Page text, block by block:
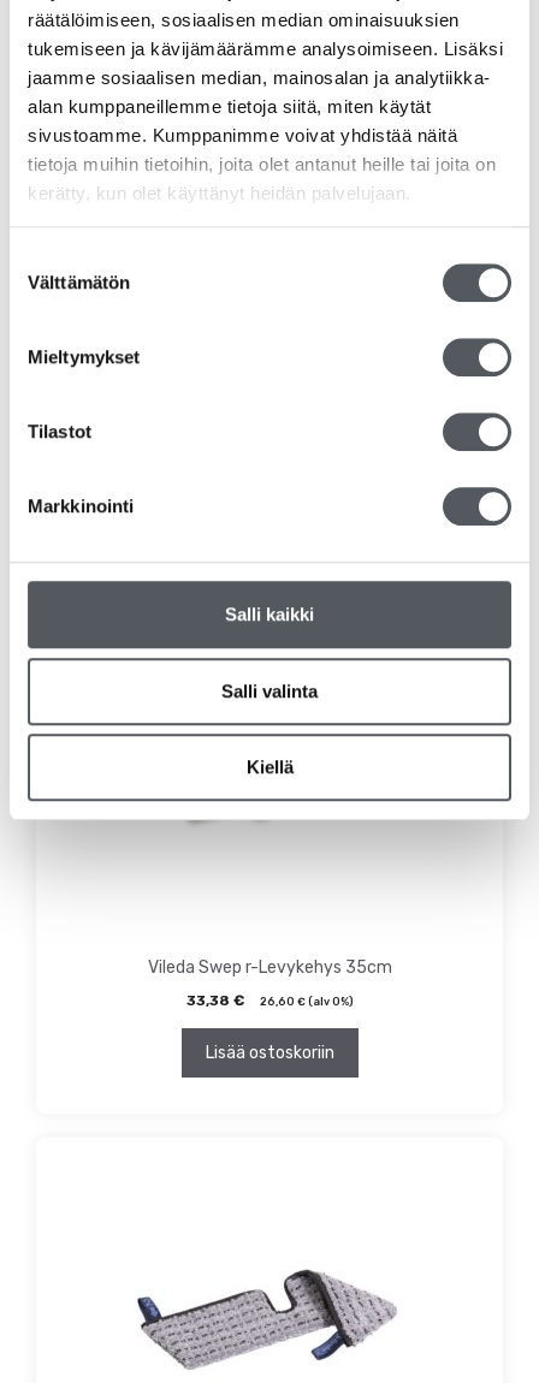
räätälöimiseen, sosiaalisen median ominaisuuksien
tukemiseen ja kävijämäärämme analysoimiseen. Lisäksi
jaamme sosiaalisen median, mainosalan ja analytiikka-
alan kumppaneillemme tietoja siitä, miten käytät
sivustoamme. Kumppanimme voivat yhdistää näitä
tietoja muihin tietoihin, joita olet antanut heille tai joita on
kerätty, kun olet käyttänyt heidän palvelujaan.
valinta
Välttämätön
Mieltymykset
Tilastot
Markkinointi
Salli kaikki
Salli valinta
Kiellä
Vileda Swep r-Levykehys 35cm
33,38 € 26,60 €(alv 0%)
Lisää ostoskoriin